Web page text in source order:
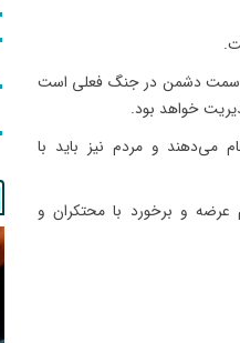
سمت دشمن در جنگ فعلی است
خواهد بود.
می‌دهند و مردم نیز باید با
عرضه و برخورد با محتکران و